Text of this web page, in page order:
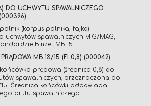
DO UCHWYTU SPAWALNICZEGO
(korpus palnika, fajka)
uchwytów spawalniczych MIG/MAG,
Binzel MB 15.
MB 13/15 (FI 0,8) (000042)
prądowa (średnica 0,8) do
spawalniczych, przeznaczona do
15. Średnica końcówki odpowiada
drutu spawalniczego.